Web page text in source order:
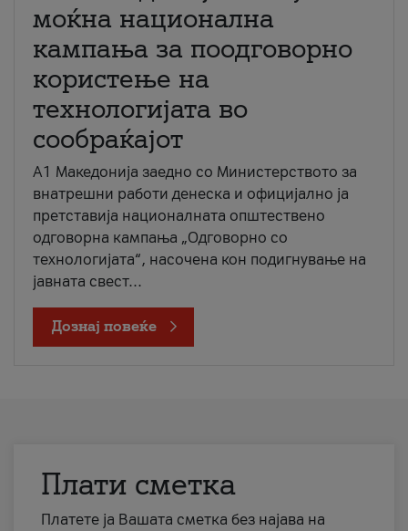
моќна национална
кампања за поодговорно
користење на
технологијата во
сообраќајот
A1 Македонија заедно со Министерството за
внатрешни работи денеска и официјално ја
претставија националната општествено
одговорна кампања „Одговорно со
технологијата“, насочена кон подигнување на
јавната свест...
Дознај повеќе
Плати сметка
Платете ја Вашата сметка без најава на